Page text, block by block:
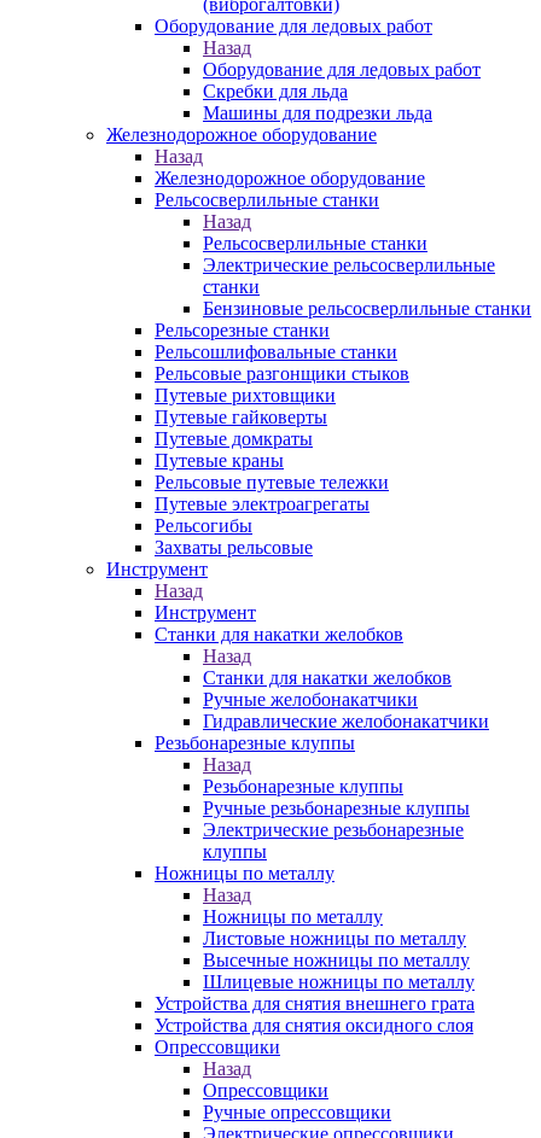
(виброгалтовки)
Оборудование для ледовых работ
Назад
Оборудование для ледовых работ
Скребки для льда
Машины для подрезки льда
Железнодорожное оборудование
Назад
Железнодорожное оборудование
Рельсосверлильные станки
Назад
Рельсосверлильные станки
Электрические рельсосверлильные
станки
Бензиновые рельсосверлильные станки
Рельсорезные станки
Рельсошлифовальные станки
Рельсовые разгонщики стыков
Путевые рихтовщики
Путевые гайковерты
Путевые домкраты
Путевые краны
Рельсовые путевые тележки
Путевые электроагрегаты
Рельсогибы
Захваты рельсовые
Инструмент
Назад
Инструмент
Станки для накатки желобков
Назад
Станки для накатки желобков
Ручные желобонакатчики
Гидравлические желобонакатчики
Резьбонарезные клуппы
Назад
Резьбонарезные клуппы
Ручные резьбонарезные клуппы
Электрические резьбонарезные
клуппы
Ножницы по металлу
Назад
Ножницы по металлу
Листовые ножницы по металлу
Высечные ножницы по металлу
Шлицевые ножницы по металлу
Устройства для снятия внешнего грата
Устройства для снятия оксидного слоя
Опрессовщики
Назад
Опрессовщики
Ручные опрессовщики
Электрические опрессовщики